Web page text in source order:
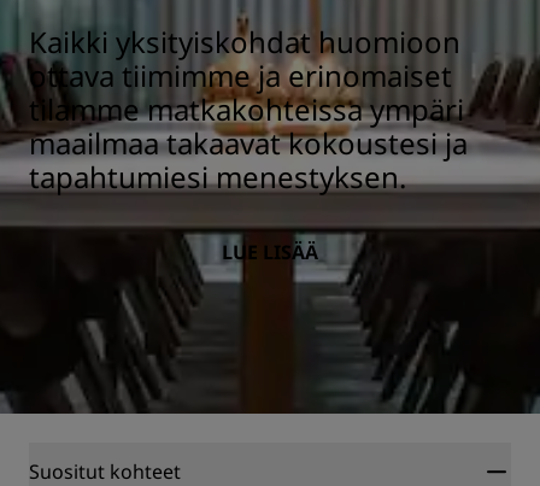
Kaikki yksityiskohdat huomioon
ottava tiimimme ja erinomaiset
tilamme matkakohteissa ympäri
maailmaa takaavat kokoustesi ja
tapahtumiesi menestyksen.
LUE LISÄÄ
Suositut kohteet